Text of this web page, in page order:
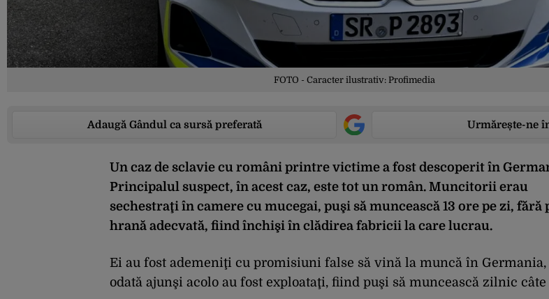
FOTO - Caracter ilustrativ: Profimedia
Adaugă Gândul ca sursă preferată Urmărește-ne
Un caz de sclavie cu români printre victime a fost descoperit în
Principalul suspect, în acest caz, este tot un român. Muncitorii erau
sechestraţi în camere cu mucegai, puşi să muncească 13 ore pe zi, fără
hrană adecvată, fiind închişi în clădirea fabricii la care lucrau.
Ei au fost ademeniţi cu promisiuni false să vină la muncă în Germania,
odată ajunşi acolo au fost exploataţi, fiind puşi să muncească zilnic câte